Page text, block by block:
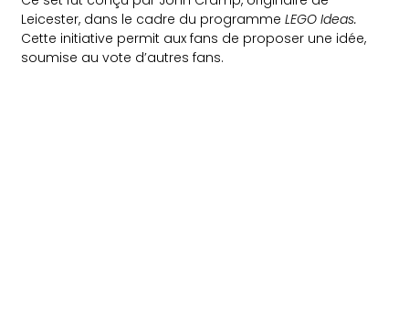
Leicester, dans le cadre du programmeLEGO Ideas.
Cette initiative permit aux fans de proposer une idée,
soumise au vote d’autres fans.